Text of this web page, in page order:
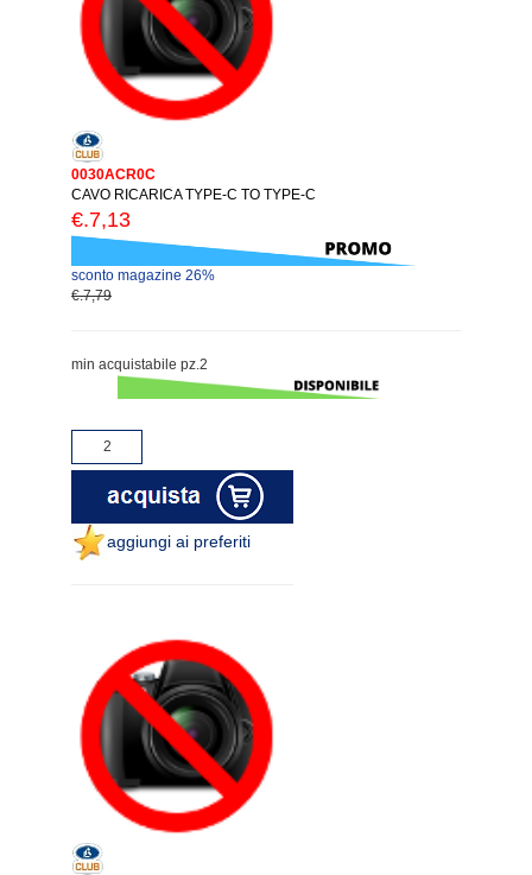
0030ACR0C
CAVO RICARICA TYPE-C TO TYPE-C
€.7,13
sconto magazine 26%
€.7,79
min acquistabile pz.2
aggiungi ai preferiti